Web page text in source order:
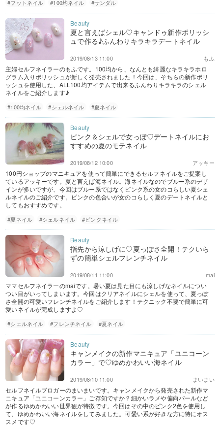
#フットネイル #100均ネイル #サンダル
夏と言えばシェル♡キャンドゥ新作ポリッシ
ュで作る♪ふんわりキラキラデートネイル
もふ
2019/08/13 11:00
主婦セルフネイラーのもふです。100均から、なんとも綺麗なキラキラホロ
グラム入りポリッシュが新しく発売されました！今回は、そちらの新作ポリ
ッシュを使用した、ALL100均アイテムで出来るふんわりキラキラのシェル
ネイルをご紹介します♪
#100均ネイル #シェルネイル #夏ネイル
ピンク＆シェルで女っぽ♡デートネイルにお
すすめの夏のモテネイル
アッキー
2019/08/12 10:00
100円ショップのマニキュアを使って簡単にできるセルフネイルをご提案し
ているアッキーです。夏と言えば海ネイル。海ネイルなのでブルー系のデザ
インが多いですが、今回はブルー系ではなくピンク系の女のコらしい夏シェ
ルネイルのご紹介です。ピンクの色合いが女のコらしく夏のデートネイルと
してもおすすめです。
#夏ネイル #シェルネイル #ピンクネイル
指先から涼しげに♡夏っぽさ全開！テクいら
ずの簡単シェルフレンチネイル
mai
2019/08/11 11:00
ママセルフネイラーのmaiです。暑い夏は見た目にも涼しげなネイルについ
つい目がいってしまいます。今回はクリアネイルにシェルを使って、夏っぽ
さ全開の可愛いフレンチネイルをご紹介します！テクニック不要で簡単に可
愛いネイルが完成しますよ♡
#シェルネイル #フレンチネイル #夏ネイル
キャンメイクの新作マニキュア「ユニコーン
カラー」で♡ゆめかわいい海ネイル
まいまい
2019/08/10 11:00
セルフネイルブロガーのまいまいです。キャンメイクから発売された新作マ
ニキュア「ユニコーンカラー」ご存知ですか？細かいラメや偏向パールなど
が作るゆめかわいい世界観が特徴です。今回はその中のピンク2色を使用し
て、ゆめかわいい海ネイルをしてみました。可愛い系が好きな方に特にオス
スメです♡